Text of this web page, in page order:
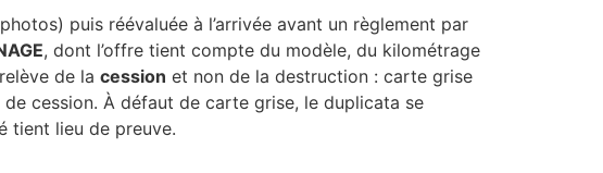
puis réévaluée à l’arrivée avant un règlement par
, dont l’offre tient compte du modèle, du kilométrage
de la cession et non de la destruction : carte grise
cession. À défaut de carte grise, le duplicata se
tient lieu de preuve.